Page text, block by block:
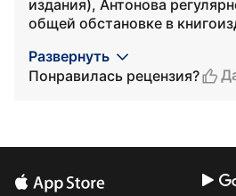
издания), Антонова
общей обстановке в
Развернуть
Понравилась рецензия?